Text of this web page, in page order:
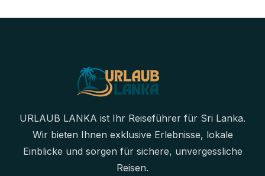
URLAUB LANKA ist Ihr Reiseführer für Sri Lanka.
Wir bieten Ihnen exklusive Erlebnisse, lokale
Einblicke und sorgen für sichere, unvergessliche
Reisen.